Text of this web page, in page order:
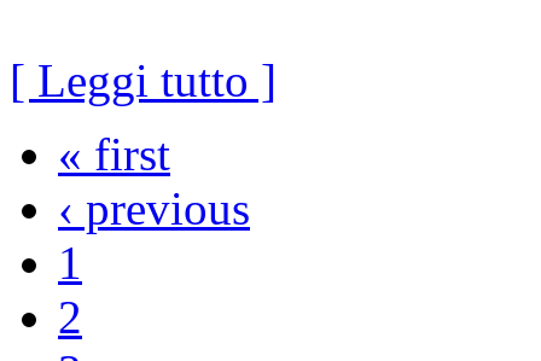
[ Leggi tutto ]
« first
‹ previous
1
2